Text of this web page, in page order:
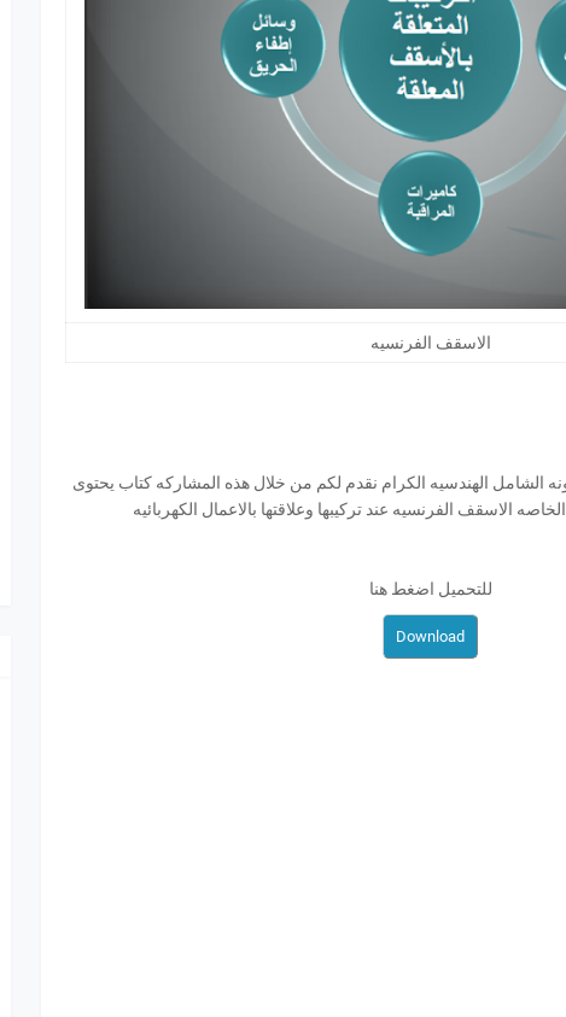
الاسقف الفرنسيه
الشامل الهندسيه الكرام نقدم لكم من خلال هذه المشاركه كتاب يحتوى
الاسقف الفرنسيه عند تركيبها وعلاقتها بالاعمال الكهربائيه
للتحميل اضغط هنا